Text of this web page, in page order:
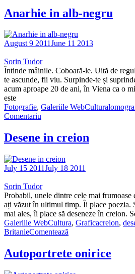
Anarhie in alb-negru
August 9 2011June 11 2013
Sorin Tudor
Întinde mâinile. Coboară-le. Uită de
te ascunde, fii viu. Surpinde-te și
acum aproape 20 de ani, în Viena ca o
este
Fotografie, Galeriile WebCultura
Comentariu
Desene in creion
July 15 2011July 18 2011
Sorin Tudor
Probabil, unele dintre cele mai frumoase
ați văzut în ultimul timp. Îi place poezia.
mai ales, îi place să deseneze în creion.
Galeriile WebCultura, Graficacreion,
BritanieComentează
Autoportrete onirice